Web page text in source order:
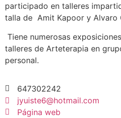
participado en talleres
talla de Amit Kapoor y Alvaro
Tiene numerosas
talleres de Arteterapia en
personal.
647302242
jyuiste6@hotmail.com
Página web